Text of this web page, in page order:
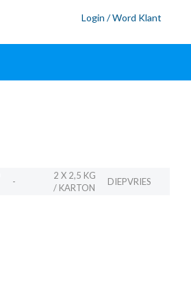
Login / Word Klant
-
2 X 2,5 KG
/ KARTON
DIEPVRIES